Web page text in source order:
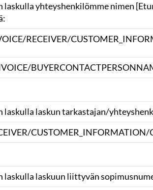
laskulla yhteyshenkilömme nimen
RECEIVER/
laskulla laskun tarkastajan/
laskuun liittyvän